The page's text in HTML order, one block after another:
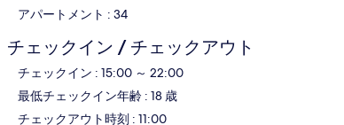
アパートメント : 34
チェックイン / チェックアウト
チェックイン : 15:00 ～ 22:00
最低チェックイン年齢 : 18 歳
チェックアウト時刻 : 11:00